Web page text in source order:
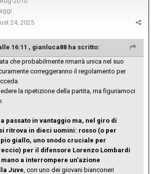
24, 2025
16:11 , gianluca88 ha scritto:
che probabilmente rimarrà unica nel suo
correggeranno il regolamento per
la ripetizione della partita, ma figuriamoci
passato in vantaggio ma, nel giro di
ritrova in dieci uomini: rosso (o per
giallo, uno snodo cruciale per
per il difensore Lorenzo Lombardi
a interrompere un'azione
Juve , con uno dei giovani bianconeri